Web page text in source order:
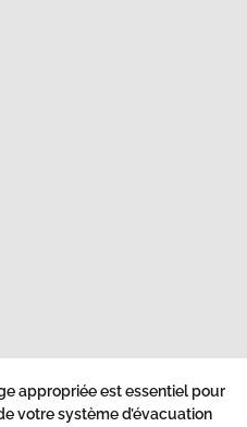
appropriée est essentiel pour
votre système d’évacuation